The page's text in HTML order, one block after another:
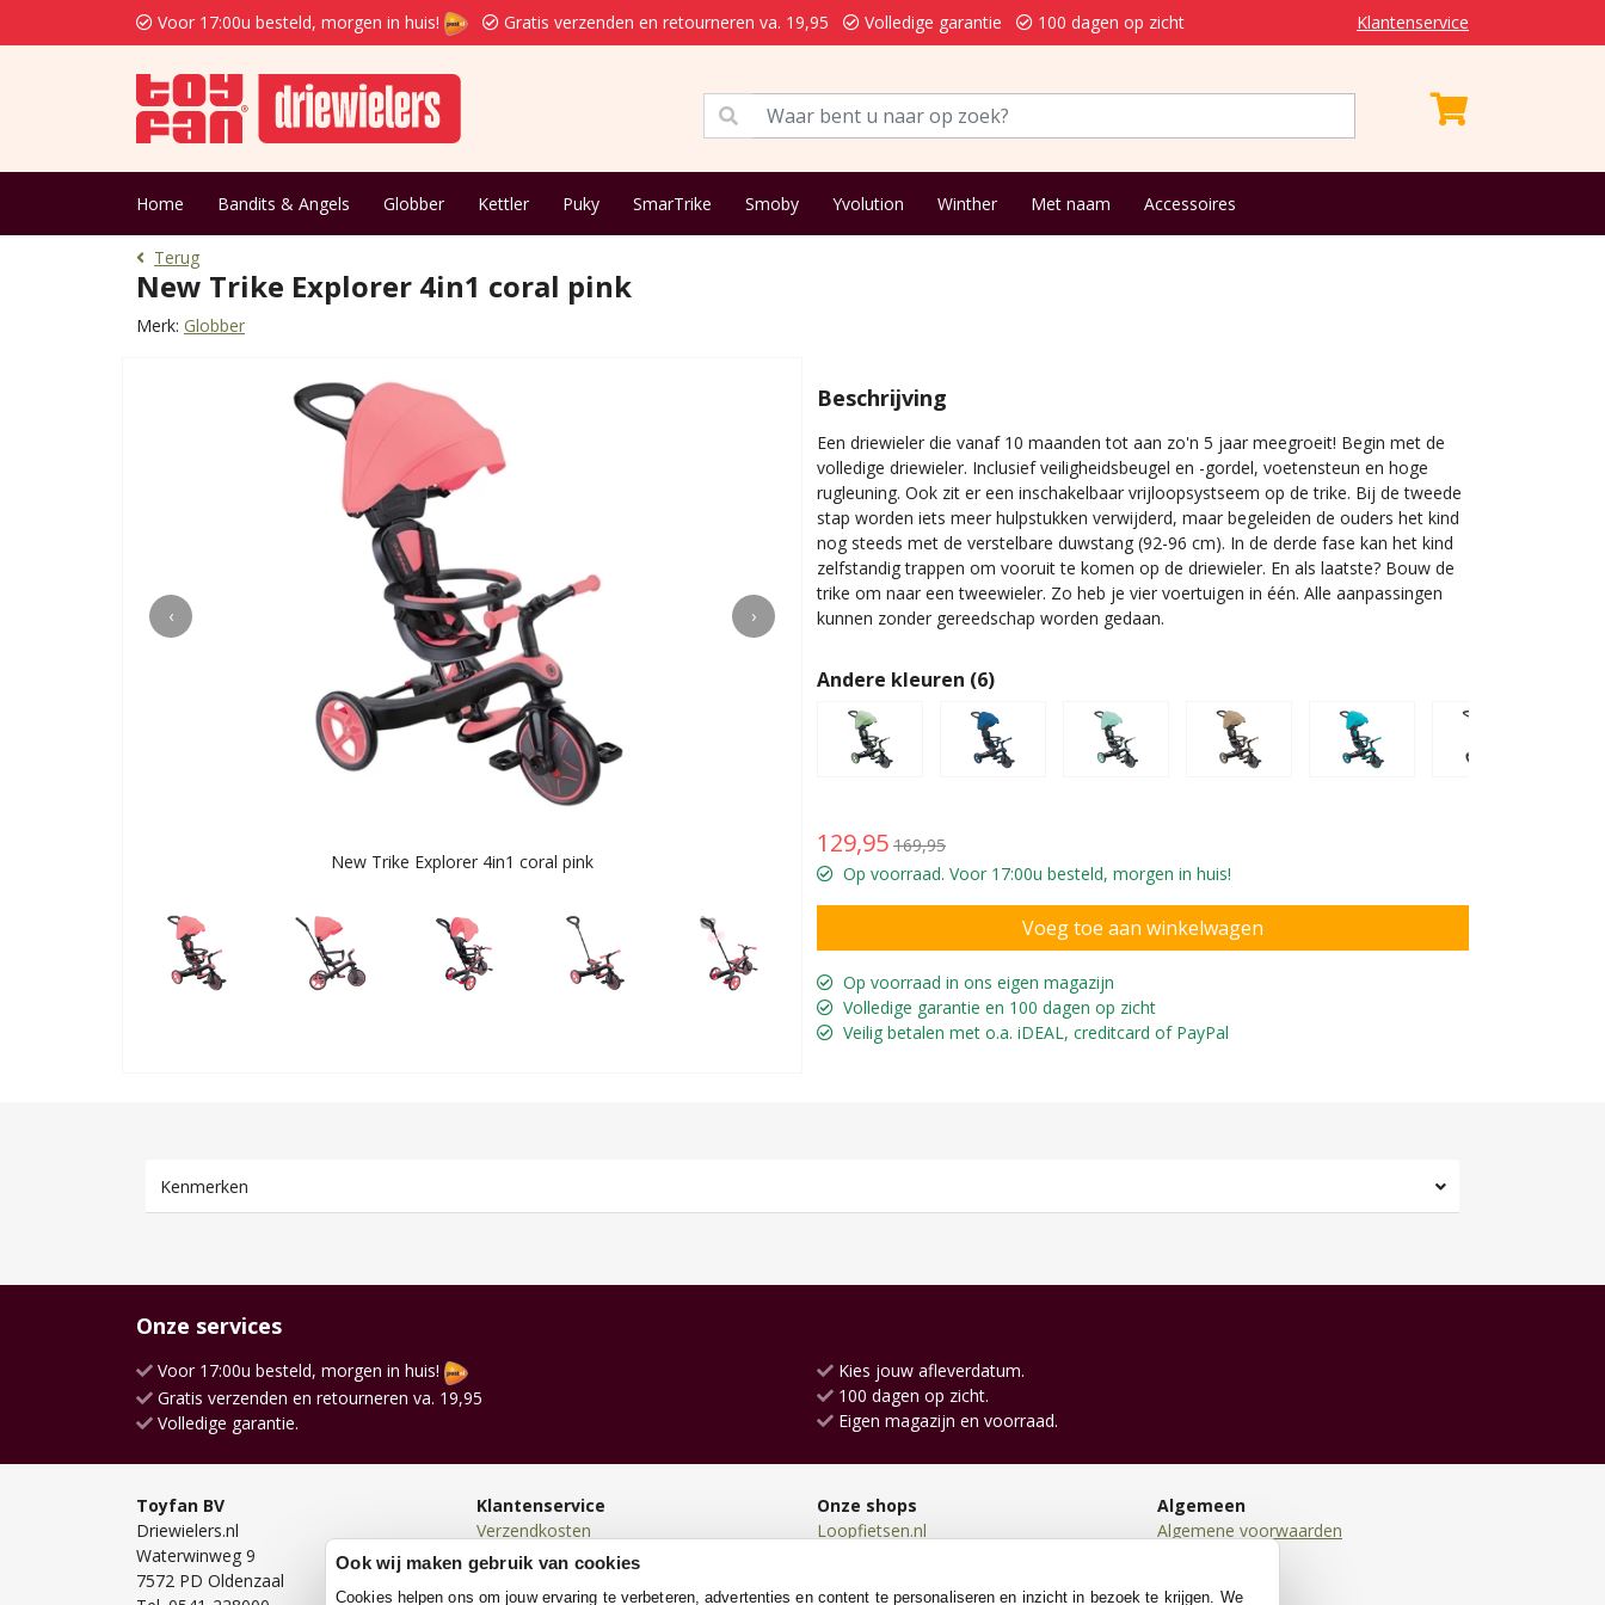
Voor 17:00u besteld, morgen in huis! Gratis verzenden en retourneren va. 19,95 Volledige garantie 100 dagen op zicht Klantenservice
Home Bandits & Angels Globber Kettler Puky SmarTrike Smoby Yvolution Winther Met naam Accessoires
Terug
New Trike Explorer 4in1 coral pink
Merk: Globber
‹ ›
New Trike Explorer 4in1 coral pink Compleet met alle hulpstukken
Beschrijving
Een driewieler die vanaf 10 maanden tot aan zo'n 5 jaar meegroeit! Begin met de
volledige driewieler. Inclusief veiligheidsbeugel en -gordel, voetensteun en hoge
rugleuning. Ook zit er een inschakelbaar vrijloopsystseem op de trike. Bij de tweede
stap worden iets meer hulpstukken verwijderd, maar begeleiden de ouders het kind
nog steeds met de verstelbare duwstang (92-96 cm). In de derde fase kan het kind
zelfstandig trappen om vooruit te komen op de driewieler. En als laatste? Bouw de
trike om naar een tweewieler. Zo heb je vier voertuigen in één. Alle aanpassingen
kunnen zonder gereedschap worden gedaan.
Andere kleuren (6)
129,95 169,95
Op voorraad. Voor 17:00u besteld, morgen in huis!
Op voorraad in ons eigen magazijn
Volledige garantie en 100 dagen op zicht
Veilig betalen met o.a. iDEAL, creditcard of PayPal
Kenmerken
Onze services
Voor 17:00u besteld, morgen in huis!
Gratis verzenden en retourneren va. 19,95
Volledige garantie.
Kies jouw afleverdatum.
100 dagen op zicht.
Eigen magazijn en voorraad.
Toyfan BV
Driewielers.nl
Waterwinweg 9
7572 PD Oldenzaal
Klantenservice
Verzendkosten
Bezorgen
Onze shops
Loopfietsen.nl
Algemeen
Algemene voorwaarden
Ook wij maken gebruik van cookies
Cookies helpen ons om jouw ervaring te verbeteren, advertenties en content te personaliseren en inzicht in bezoek te krijgen. We